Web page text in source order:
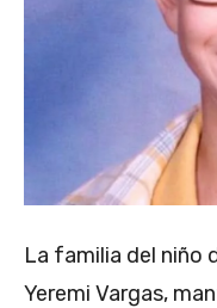
La familia del niño
Yeremi Vargas,